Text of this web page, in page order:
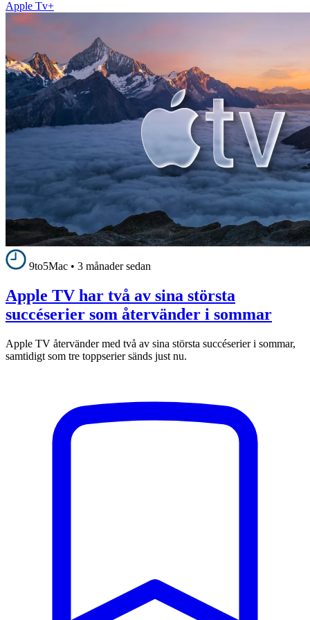
Apple Tv+
9to5Mac • 3 månader sedan
Apple TV har två av sina största
succéserier som återvänder i sommar
Apple TV återvänder med två av sina största succéserier i sommar,
samtidigt som tre toppserier sänds just nu.